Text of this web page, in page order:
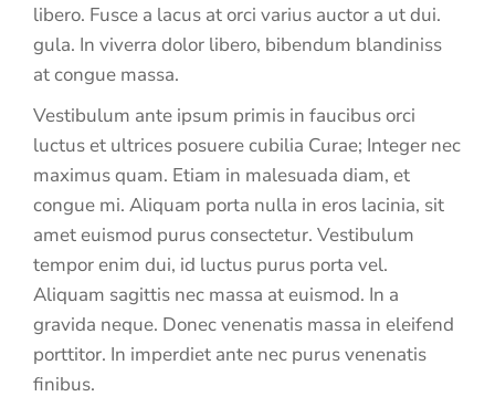
libero. Fusce a lacus at orci varius auctor a ut dui.
gula. In viverra dolor libero, bibendum blandiniss
at congue massa.
Vestibulum ante ipsum primis in faucibus orci
luctus et ultrices posuere cubilia Curae; Integer nec
maximus quam. Etiam in malesuada diam, et
congue mi. Aliquam porta nulla in eros lacinia, sit
amet euismod purus consectetur. Vestibulum
tempor enim dui, id luctus purus porta vel.
Aliquam sagittis nec massa at euismod. In a
gravida neque. Donec venenatis massa in eleifend
porttitor. In imperdiet ante nec purus venenatis
finibus.